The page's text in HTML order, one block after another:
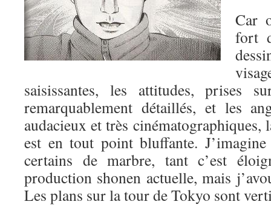
Car
fort
saisissantes, les attitudes, prises
remarquablement détaillés, et les
audacieux et très cinématographiques,
est en tout point bluffante.
certains de marbre, tant c’est
production shonen actuelle, mais
Les plans sur la tour de Tokyo sont